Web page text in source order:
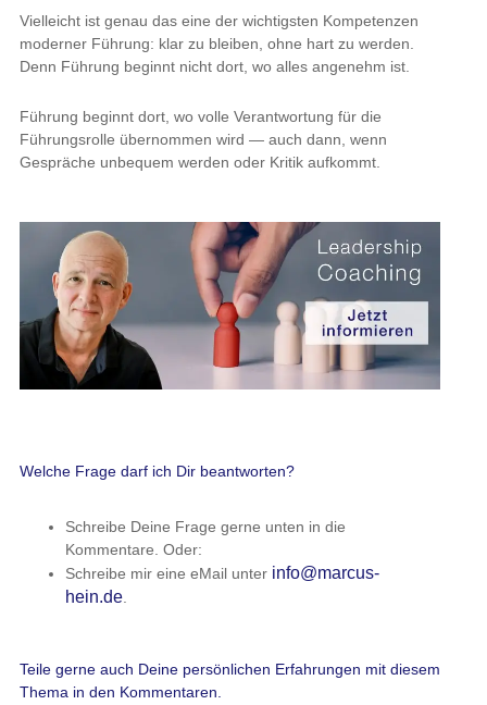
Vielleicht ist genau das eine der wichtigsten Kompetenzen
moderner Führung: klar zu bleiben, ohne hart zu werden.
Denn Führung beginnt nicht dort, wo alles angenehm ist.
Führung beginnt dort, wo volle Verantwortung für die
Führungsrolle übernommen wird — auch dann, wenn
Gespräche unbequem werden oder Kritik aufkommt.
Welche Frage darf ich Dir beantworten?
Schreibe Deine Frage gerne unten in die
Kommentare. Oder:
Schreibe mir eine eMail unter info@marcus-
hein.de.
Teile gerne auch Deine persönlichen Erfahrungen mit diesem
Thema in den Kommentaren.